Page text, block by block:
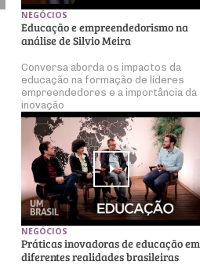
NEGÓCIOS
Educação e empreendedorismo na
análise de Silvio Meira
Conversa aborda os impactos da
educação na formação de líderes
empreendedores e a importância da
inovação
NEGÓCIOS
Práticas inovadoras de educação em
diferentes realidades brasileiras